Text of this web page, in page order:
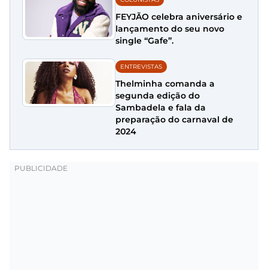
FEYJÃO celebra aniversário e
lançamento do seu novo
single “Gafe”.
ENTREVISTAS
Thelminha comanda a
segunda edição do
Sambadela e fala da
preparação do carnaval de
2024